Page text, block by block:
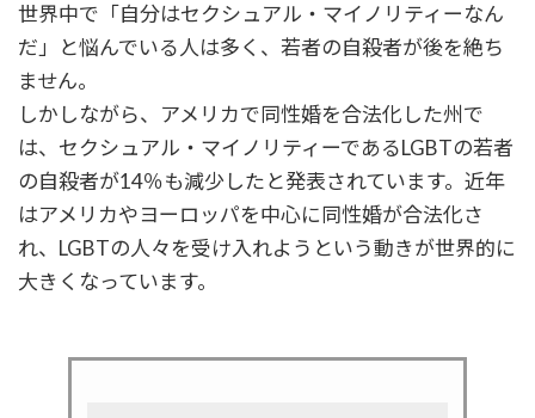
世界中で「自分はセクシュアル・マイノリティーなん
だ」と悩んでいる人は多く、若者の自殺者が後を絶ち
ません。
しかしながら、アメリカで同性婚を合法化した州で
は、セクシュアル・マイノリティーであるLGBTの若者
の自殺者が14％も減少したと発表されています。近年
はアメリカやヨーロッパを中心に同性婚が合法化さ
れ、LGBTの人々を受け入れようという動きが世界的に
大きくなっています。